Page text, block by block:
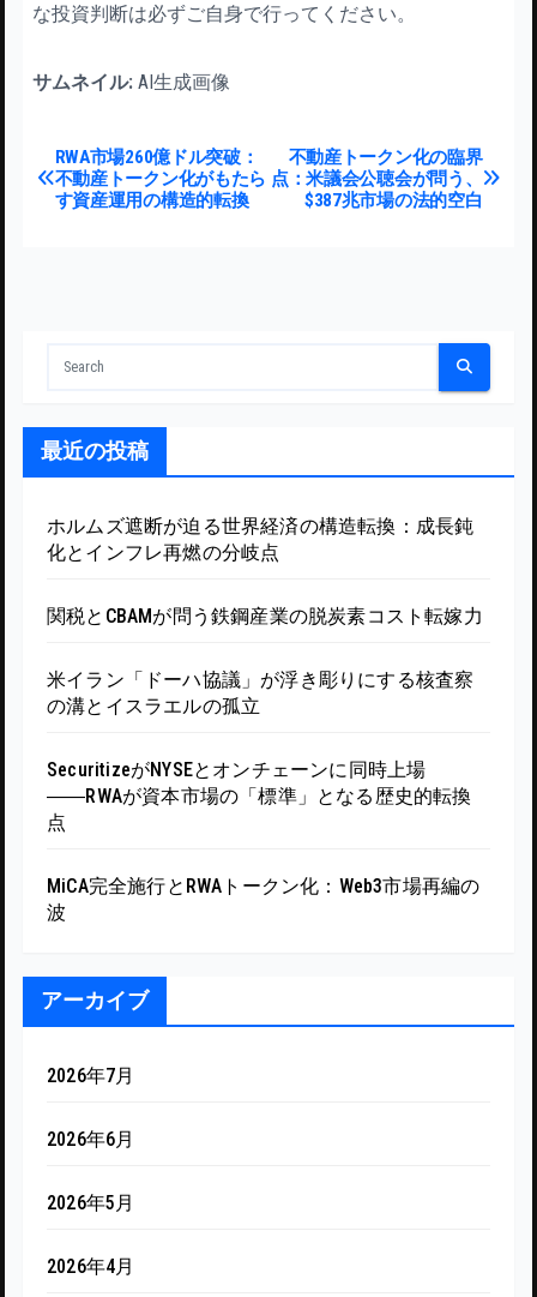
な投資判断は必ずご自身で行ってください。
サムネイル: AI生成画像
投稿ナビゲーション
不動産トークン化の臨界
点：米議会公聴会が問う、
$387兆市場の法的空白
RWA市場260億ドル突破：
不動産トークン化がもたら
す資産運用の構造的転換
最近の投稿
ホルムズ遮断が迫る世界経済の構造転換：成長鈍
化とインフレ再燃の分岐点
関税とCBAMが問う鉄鋼産業の脱炭素コスト転嫁力
米イラン「ドーハ協議」が浮き彫りにする核査察
の溝とイスラエルの孤立
SecuritizeがNYSEとオンチェーンに同時上場
――RWAが資本市場の「標準」となる歴史的転換
点
MiCA完全施行とRWAトークン化：Web3市場再編の
波
アーカイブ
2026年7月
2026年6月
2026年5月
2026年4月